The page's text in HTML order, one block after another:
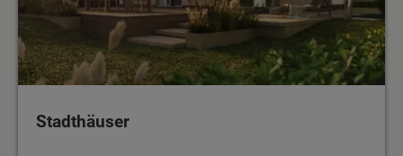
Stadthäuser